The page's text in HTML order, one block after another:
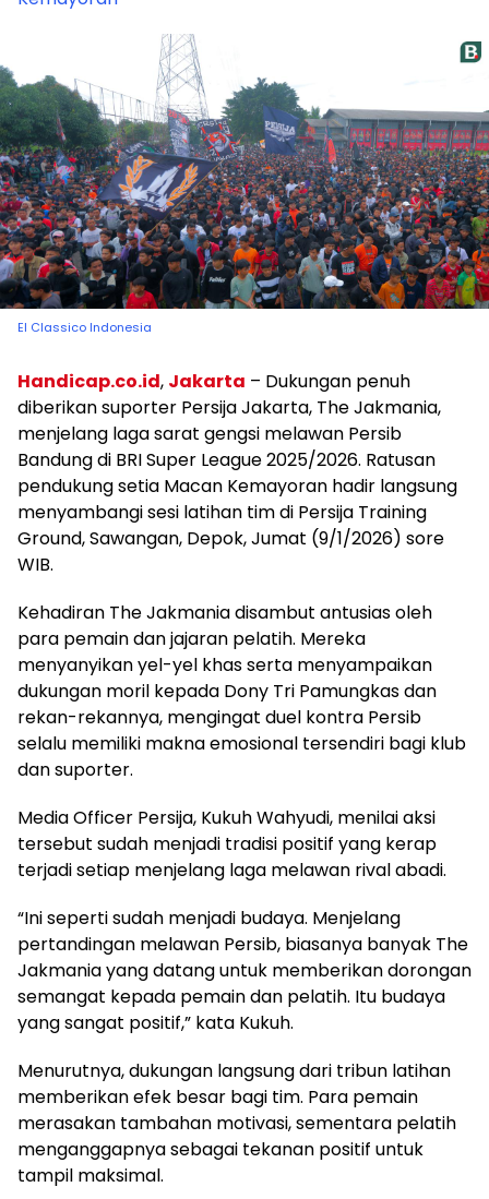
El Classico Indonesia
Handicap.co.id, Jakarta – Dukungan penuh
diberikan suporter Persija Jakarta, The Jakmania,
menjelang laga sarat gengsi melawan Persib
Bandung di BRI Super League 2025/2026. Ratusan
pendukung setia Macan Kemayoran hadir langsung
menyambangi sesi latihan tim di Persija Training
Ground, Sawangan, Depok, Jumat (9/1/2026) sore
WIB.
Kehadiran The Jakmania disambut antusias oleh
para pemain dan jajaran pelatih. Mereka
menyanyikan yel-yel khas serta menyampaikan
dukungan moril kepada Dony Tri Pamungkas dan
rekan-rekannya, mengingat duel kontra Persib
selalu memiliki makna emosional tersendiri bagi klub
dan suporter.
Media Officer Persija, Kukuh Wahyudi, menilai aksi
tersebut sudah menjadi tradisi positif yang kerap
terjadi setiap menjelang laga melawan rival abadi.
“Ini seperti sudah menjadi budaya. Menjelang
pertandingan melawan Persib, biasanya banyak The
Jakmania yang datang untuk memberikan dorongan
semangat kepada pemain dan pelatih. Itu budaya
yang sangat positif,” kata Kukuh.
Menurutnya, dukungan langsung dari tribun latihan
memberikan efek besar bagi tim. Para pemain
merasakan tambahan motivasi, sementara pelatih
menganggapnya sebagai tekanan positif untuk
tampil maksimal.